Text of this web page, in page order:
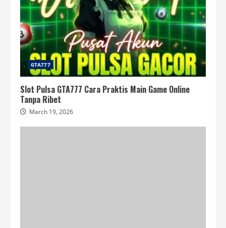
GTA777
Slot Pulsa GTA777 Cara Praktis Main Game Online
Tanpa Ribet
March 19, 2026